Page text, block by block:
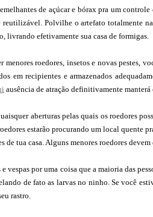
de açúcar e bórax pra um
Polvilhe o artefato totalmente
livrando efetivamente sua casa de formigas.
menores roedores, insetos e novas pestes,
em recipientes e armazenados
ausência de atração definitivamente manterá
aberturas pelas quais os roedores
estarão procurando um local quente
de tua casa. Alguns menores roedores
e vespas por uma coisa que a maioria das
de fato as larvas no ninho. Se você
rastro.